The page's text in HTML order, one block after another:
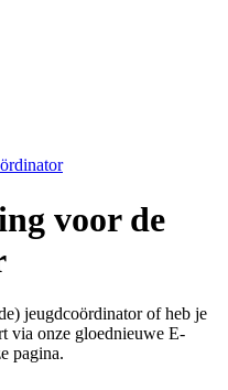
voor de
jeugdcoördinator of heb je
via onze gloednieuwe E-
pagina.